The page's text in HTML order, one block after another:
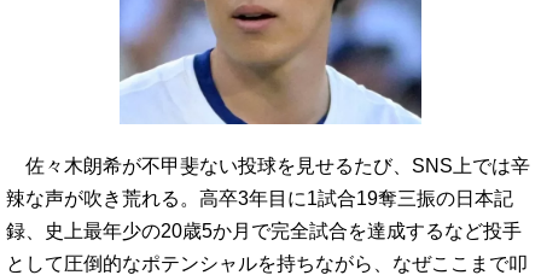
佐々木朗希が不甲斐ない投球を見せるたび、SNS上では辛
辣な声が吹き荒れる。高卒3年目に1試合19奪三振の日本記
録、史上最年少の20歳5か月で完全試合を達成するなど投手
として圧倒的なポテンシャルを持ちながら、なぜここまで叩